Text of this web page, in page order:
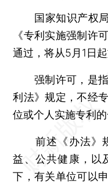
国家知识产权局
《专利实施强制许
通过，将从5月1日起
强制许可，是指
利法》规定，不经
位或个人实施专利的
前述《办法》规
益、公共健康，以
下，有关单位可以